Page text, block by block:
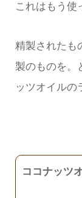
これはもう使
精製されたも
製のものを。
ッツオイルの
ココナッツ